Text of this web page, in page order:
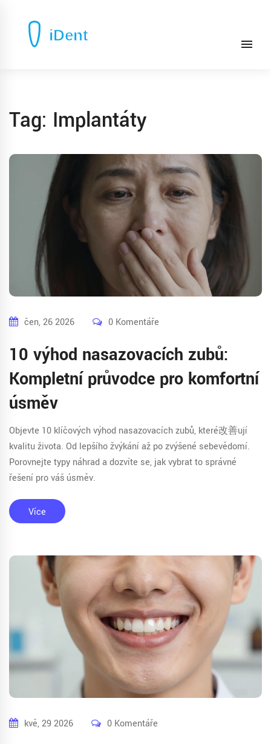
Tag: Implantáty
čen, 26 2026 0 Komentáře
10 výhod nasazovacích zubů:
Kompletní průvodce pro komfortní
úsměv
Objevte 10 klíčových výhod nasazovacích zubů, které改善ují
kvalitu života. Od lepšího žvýkání až po zvýšené sebevědomí.
Porovnejte typy náhrad a dozvíte se, jak vybrat to správné
řešení pro váš úsměv.
Více
kvě, 29 2026 0 Komentáře